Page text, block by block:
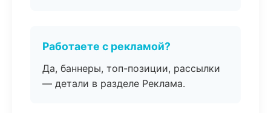
Работаете с рекламой?
Да, баннеры, топ-позиции, рассылки
— детали в разделе Реклама.